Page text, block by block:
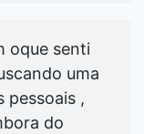
oque senti
uma
pessoais ,
do